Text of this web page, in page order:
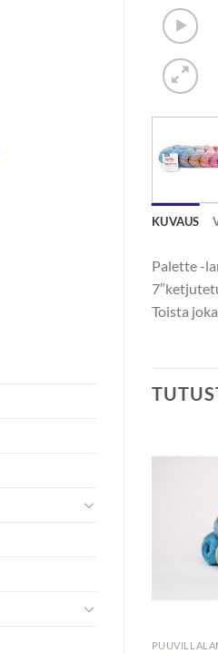
KUVAUS
Palette -
Toista